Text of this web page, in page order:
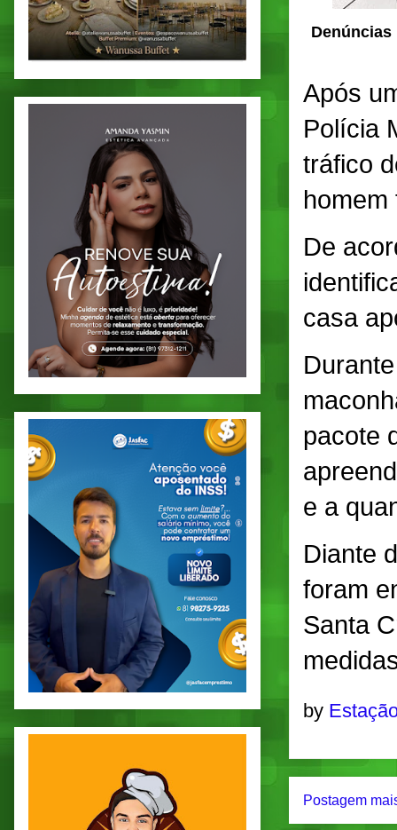
Denúncias
Após
Polícia
tráfico
De
casa
pacote
e a
Diante
foram
Santa
by
Postagem